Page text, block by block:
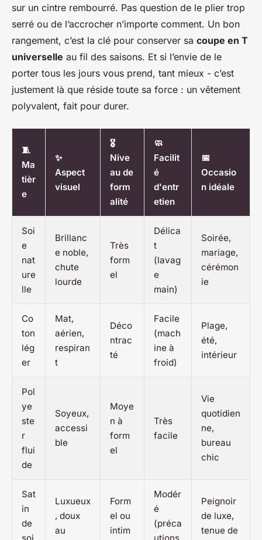
sur un cintre rembourré. Pas question de le plier trop
serré ou de l’accrocher n’importe comment. Un bon
rangement, c’est la clé pour conserver sa coupe en T
universelle au fil des saisons. Et si l’envie de le
porter tous les jours vous prend, tant mieux - c’est
justement là que réside toute sa force : un vêtement
polyvalent, fait pour durer.
🧵
Ma
tièr
e
✨
Aspect
visuel
🎖️
Nive
au de
form
alité
🧼
Facilit
é
d'entr
etien
📅
Occasio
n idéale
Soi
e
nat
ure
lle
Brillanc
e noble,
chute
lourde
Très
form
el
Délica
t
(lavag
e
main)
Soirée,
mariage,
cérémon
ie
Co
ton
lég
er
Mat,
aérien,
respiran
t
Déco
ntrac
té
Facile
(mach
ine à
froid)
Plage,
été,
intérieur
Pol
ye
ste
r
flui
de
Soyeux,
accessi
ble
Moye
n à
form
el
Très
facile
Vie
quotidien
ne,
bureau
chic
Sat
in
de
Luxueux
, doux
au
Form
el ou
intim
Modér
é
(préca
Peignoir
de luxe,
tenue de